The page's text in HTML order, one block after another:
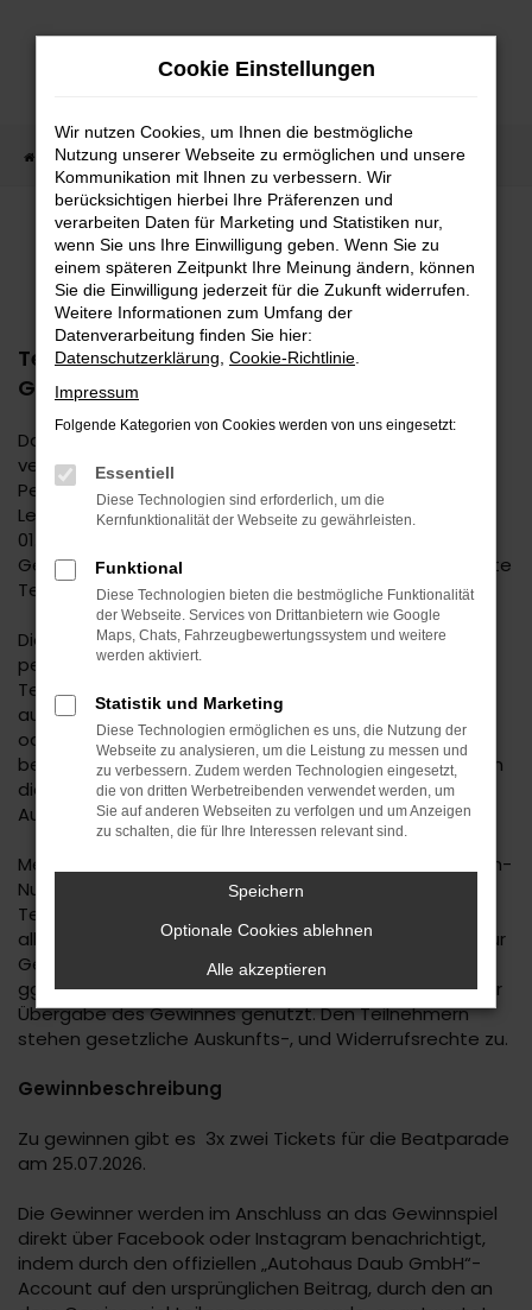
Zum
Startseite Unternehmen Blog
TEILNAHMEBEDINGUNGEN
GEWINNSPIEL BEATPARADE
Teilnahmebedingungen Autohaus Daub
GmbH Meta Gewinnspiel
Das Gewinnspiel wird von Autohaus Daub GmbH
veranstaltet. Teilnahmeberechtigt ist jede natürliche
Person mit Wohnsitz in Deutschland, die das 18.
Lebensjahr vollendet hat. Das Gewinnspiel beginnt am
01.07.2026 um 12:00 Uhr; Teilnahmeschluss des
Gewinnspiels ist der 12.07.2026 um 23:59 Uhr. Verspätete
Teilnahmen können nicht berücksichtigt werden.
Die Teilnahme am Gewinnspiel ist nur durch die
persönliche Eintragung des Teilnehmers/der
Teilnehmerin zulässig. Die Teilnahme über
automatisierte Verfahren (z. B. über Gewinnspielclubs
oder Gewinnspielservice-Anbieter) ist unzulässig. Wir
behalten uns in diesen Fällen und bei Verstößen gegen
die Teilnahmebedingungen oder Manipulationen den
Ausschluss der betreffenden Teilnehmer vor.
Mehrere Kommentare desselben Facebook/Instagram-
Nutzers und/oder derselben Person werden als eine
Teilnahme am Gewinnspiel gewertet. Hierfür werden
alle Nutzernamen der Teilnehmer/innen erfasst und zur
Gewinnermittlung gespeichert. Adressdaten werden
ggfs. später nur von den Gewinnern erfasst und nur zur
Übergabe des Gewinnes genutzt. Den Teilnehmern
stehen gesetzliche Auskunfts-, und Widerrufsrechte zu.
Gewinnbeschreibung
Zu gewinnen gibt es 3x zwei Tickets für die Beatparade
am 25.07.2026.
Die Gewinner werden im Anschluss an das Gewinnspiel
direkt über Facebook oder Instagram benachrichtigt,
indem durch den offiziellen „Autohaus Daub GmbH“-
Account auf den ursprünglichen Beitrag, durch den an
Cookie Einstellungen
Wir nutzen Cookies, um Ihnen die bestmögliche
Nutzung unserer Webseite zu ermöglichen und unsere
Kommunikation mit Ihnen zu verbessern. Wir
berücksichtigen hierbei Ihre Präferenzen und
verarbeiten Daten für Marketing und Statistiken nur,
wenn Sie uns Ihre Einwilligung geben. Wenn Sie zu
einem späteren Zeitpunkt Ihre Meinung ändern, können
Sie die Einwilligung jederzeit für die Zukunft widerrufen.
Weitere Informationen zum Umfang der
Datenverarbeitung finden Sie hier:
Datenschutzerklärung Cookie-Richtlinie
Impressum
Folgende Kategorien von Cookies werden von uns eingesetzt:
Essentiell
Diese Technologien sind erforderlich, um die
Kernfunktionalität der Webseite zu gewährleisten.
Funktional
Diese Technologien bieten die bestmögliche Funktionalität
der Webseite. Services von Drittanbietern wie Google
Maps, Chats, Fahrzeugbewertungssystem und weitere
werden aktiviert.
Statistik und Marketing
Diese Technologien ermöglichen es uns, die Nutzung der
Webseite zu analysieren, um die Leistung zu messen und
zu verbessern. Zudem werden Technologien eingesetzt,
die von dritten Werbetreibenden verwendet werden, um
Sie auf anderen Webseiten zu verfolgen und um Anzeigen
zu schalten, die für Ihre Interessen relevant sind.
Speichern
Optionale Cookies ablehnen
Alle akzeptieren